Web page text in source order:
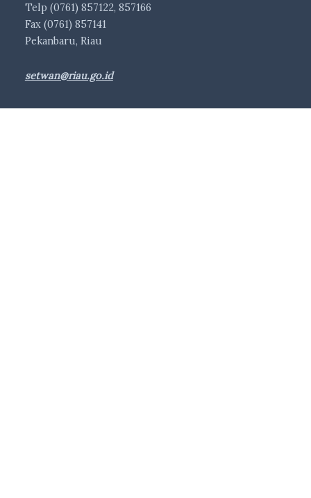
Telp (0761) 857122, 857166
Fax (0761) 857141
Pekanbaru, Riau
setwan@riau.go.id